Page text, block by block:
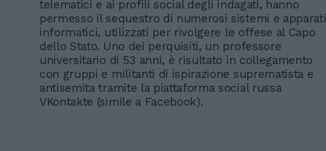
telematici e ai profili social degli indagati, hanno
permesso il sequestro di numerosi sistemi e apparati
informatici, utilizzati per rivolgere le offese al Capo
dello Stato. Uno dei perquisiti, un professore
universitario di 53 anni, è risultato in collegamento
con gruppi e militanti di ispirazione suprematista e
antisemita tramite la piattaforma social russa
VKontakte (simile a Facebook).